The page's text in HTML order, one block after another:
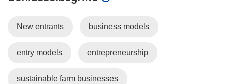
New entrants business models
entry models entrepreneurship
sustainable farm businesses